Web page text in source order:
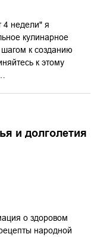
4 недели" я
кулинарное
шагом к созданию
к этому
и долголетия
о здоровом
народной